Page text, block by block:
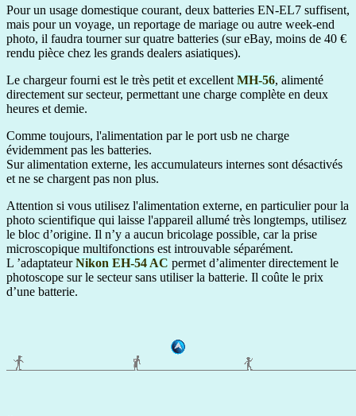
Pour un usage domestique courant, deux batteries EN-EL7 suffisent,
mais pour un voyage, un reportage de mariage ou autre week-end
photo, il faudra tourner sur quatre batteries (sur eBay, moins de 40 €
rendu pièce chez les grands dealers asiatiques).
Le chargeur fourni est le très petit et excellent MH-56, alimenté
directement sur secteur, permettant une charge complète en deux
heures et demie.
Comme toujours, l'alimentation par le port usb ne charge
évidemment pas les batteries.
Sur alimentation externe, les accumulateurs internes sont désactivés
et ne se chargent pas non plus.
Attention si vous utilisez l'alimentation externe, en particulier pour la
photo scientifique qui laisse l'appareil allumé très longtemps, utilisez
le bloc d’origine. Il n’y a aucun bricolage possible, car la prise
microscopique multifonctions est introuvable séparément.
L ’adaptateurNikon EH-54 AC permet d’alimenter directement le
photoscope sur le secteur sans utiliser la batterie. Il coûte le prix
d’une batterie.